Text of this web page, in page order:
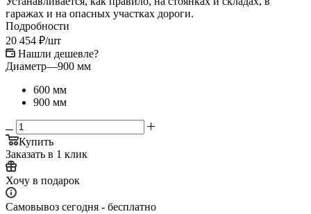
гаражах и на опасных участках дороги.
Подробности
20 454 ₽/шт
Нашли дешевле?
Диаметр—900 мм
600 мм
900 мм
Купить
Заказать в 1 клик
Хочу в подарок
Самовывоз сегодня - бесплатно